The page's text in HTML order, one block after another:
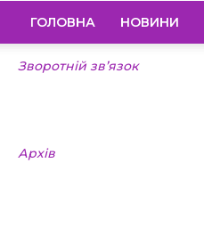
ГОЛОВНА НОВИНИ
Зворотній зв’язок
Архів